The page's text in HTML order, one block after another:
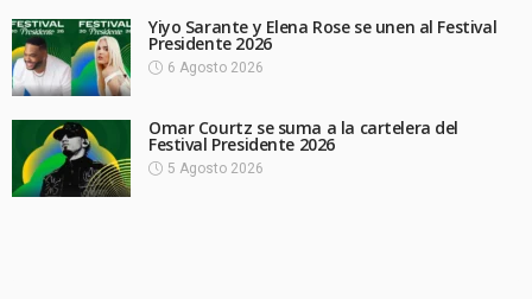
Yiyo Sarante y Elena Rose se unen al Festival
Presidente 2026
6 Agosto 2026
Omar Courtz se suma a la cartelera del
Festival Presidente 2026
5 Agosto 2026